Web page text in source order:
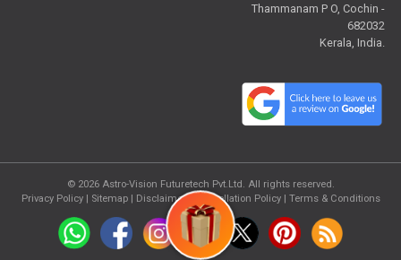
Thammanam P O, Cochin -
682032
Kerala, India.
© 2026 Astro-Vision Futuretech Pvt.Ltd. All rights reserved.
Privacy Policy| Sitemap | Disclaimer| Cancellation Policy| Terms & Conditions